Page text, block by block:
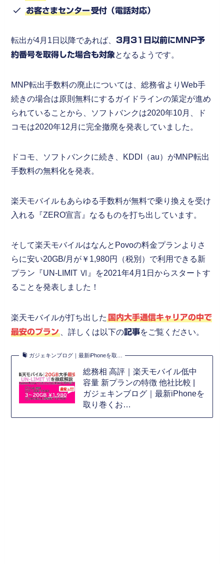
お客さまセンター受付（電話対応）
転出が4月1日以降であれば、3月31日以前にMNP予
約番号を取得した場合も対象となるようです。
MNP転出手数料の廃止については、総務省よりWeb手
続きの場合は原則無料にするガイドラインの策定が進め
られていることから、ソフトバンクは2020年10月、ド
コモは2020年12月に完全撤廃を発表していました。
ドコモ、ソフトバンクに続き、KDDI（au）がMNP転出
手数料の無料化を発表。
楽天モバイルもあらゆる手数料が無料で乗り換えを受け
入れる『ZERO宣言』なるものを打ち出しています。
そして楽天モバイルはなんとPovoの料金プランよりさ
らに安い20GB/月が￥1,980円（税別）で利用できる新
プラン『UN-LIMIT Ⅵ』を2021年4月1日からスタートす
ることを発表しました！
楽天モバイルが打ち出した国内大手通信キャリアの中で
最安のプラン
、詳しくは以下の記事をご覧ください。
ガジェキンブログ｜最新iPhoneを取…
総務相 高評｜楽天モバイル低中
容量 新プランの特徴 他社比較 |
ガジェキンブログ｜最新iPhoneを
取り巻くお…